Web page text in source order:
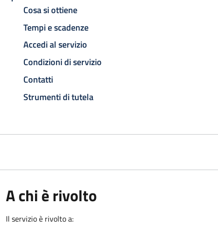
Cosa si ottiene
Tempi e scadenze
Accedi al servizio
Condizioni di servizio
Contatti
Strumenti di tutela
A chi è rivolto
Il servizio è rivolto a: